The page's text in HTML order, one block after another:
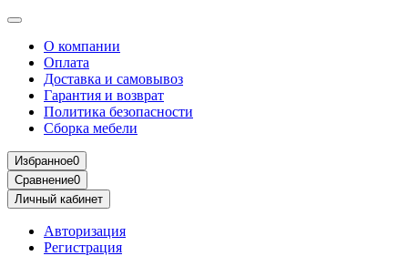
О компании
Оплата
Доставка и самовывоз
Гарантия и возврат
Политика безопасности
Сборка мебели
Избранное0
Сравнение0
Личный кабинет
Авторизация
Регистрация